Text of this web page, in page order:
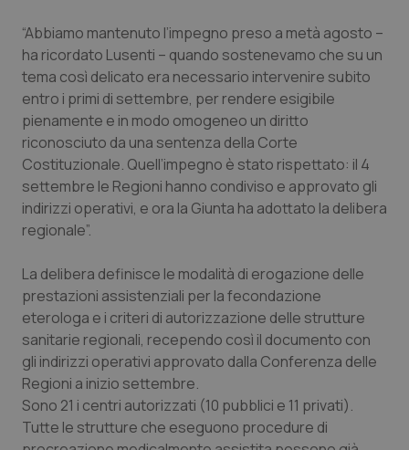
Campania
Emilia-Romagna
Friuli Venezia Giulia
Lazio
Lombardia
Marche
Molise
Piemonte
Car-T
Colesterolo & coronaropatie
Dermatite Atopica
Diabete & glucometri
Dolore
Donna & Salute
Epatiti
HIV
“Abbiamo mantenuto l’impegno preso a metà agosto –
ha ricordato Lusenti – quando sostenevamo che su un
tema così delicato era necessario intervenire subito
entro i primi di settembre, per rendere esigibile
pienamente e in modo omogeneo un diritto
riconosciuto da una sentenza della Corte
Costituzionale. Quell’impegno è stato rispettato: il 4
settembre le Regioni hanno condiviso e approvato gli
indirizzi operativi, e ora la Giunta ha adottato la delibera
regionale”.
La delibera definisce le modalità di erogazione delle
prestazioni assistenziali per la fecondazione
eterologa e i criteri di autorizzazione delle strutture
sanitarie regionali, recependo così il documento con
gli indirizzi operativi approvato dalla Conferenza delle
Regioni a inizio settembre.
Sono 21 i centri autorizzati (10 pubblici e 11 privati).
Tutte le strutture che eseguono procedure di